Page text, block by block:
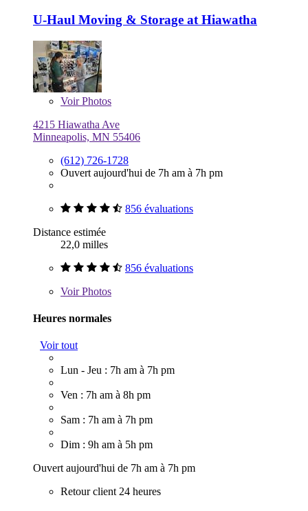
U-Haul Moving & Storage at Hiawatha
VoirPhotos
4215 Hiawatha Ave
Minneapolis, MN 55406
(612) 726-1728
Ouvert aujourd'hui de 7h am à 7h pm
856 évaluations
Distance estimée
22,0 milles
856 évaluations
VoirPhotos
Heures normales
Voir tout
Lun - Jeu : 7h am à 7h pm
Ven : 7h am à 8h pm
Sam : 7h am à 7h pm
Dim : 9h am à 5h pm
Ouvert aujourd'hui de 7h am à 7h pm
Retour client 24 heures